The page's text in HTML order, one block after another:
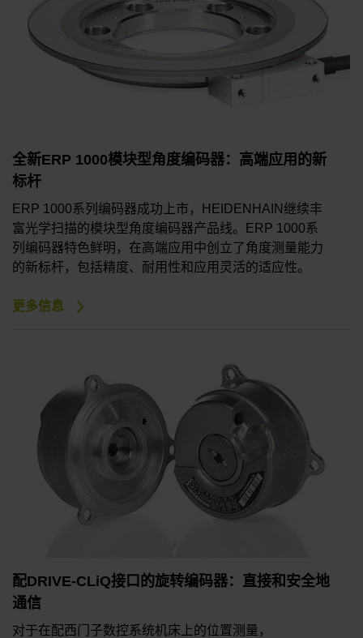
全新ERP 1000模块型角度编码器：高端应用的新
标杆
ERP 1000系列编码器成功上市，HEIDENHAIN继续丰
富光学扫描的模块型角度编码器产品线。ERP 1000系
列编码器特色鲜明，在高端应用中创立了角度测量能力
的新标杆，包括精度、耐用性和应用灵活的适应性。
更多信息
配DRIVE-CLiQ接口的旋转编码器：直接和安全地
通信
对于在配西门子数控系统机床上的位置测量，